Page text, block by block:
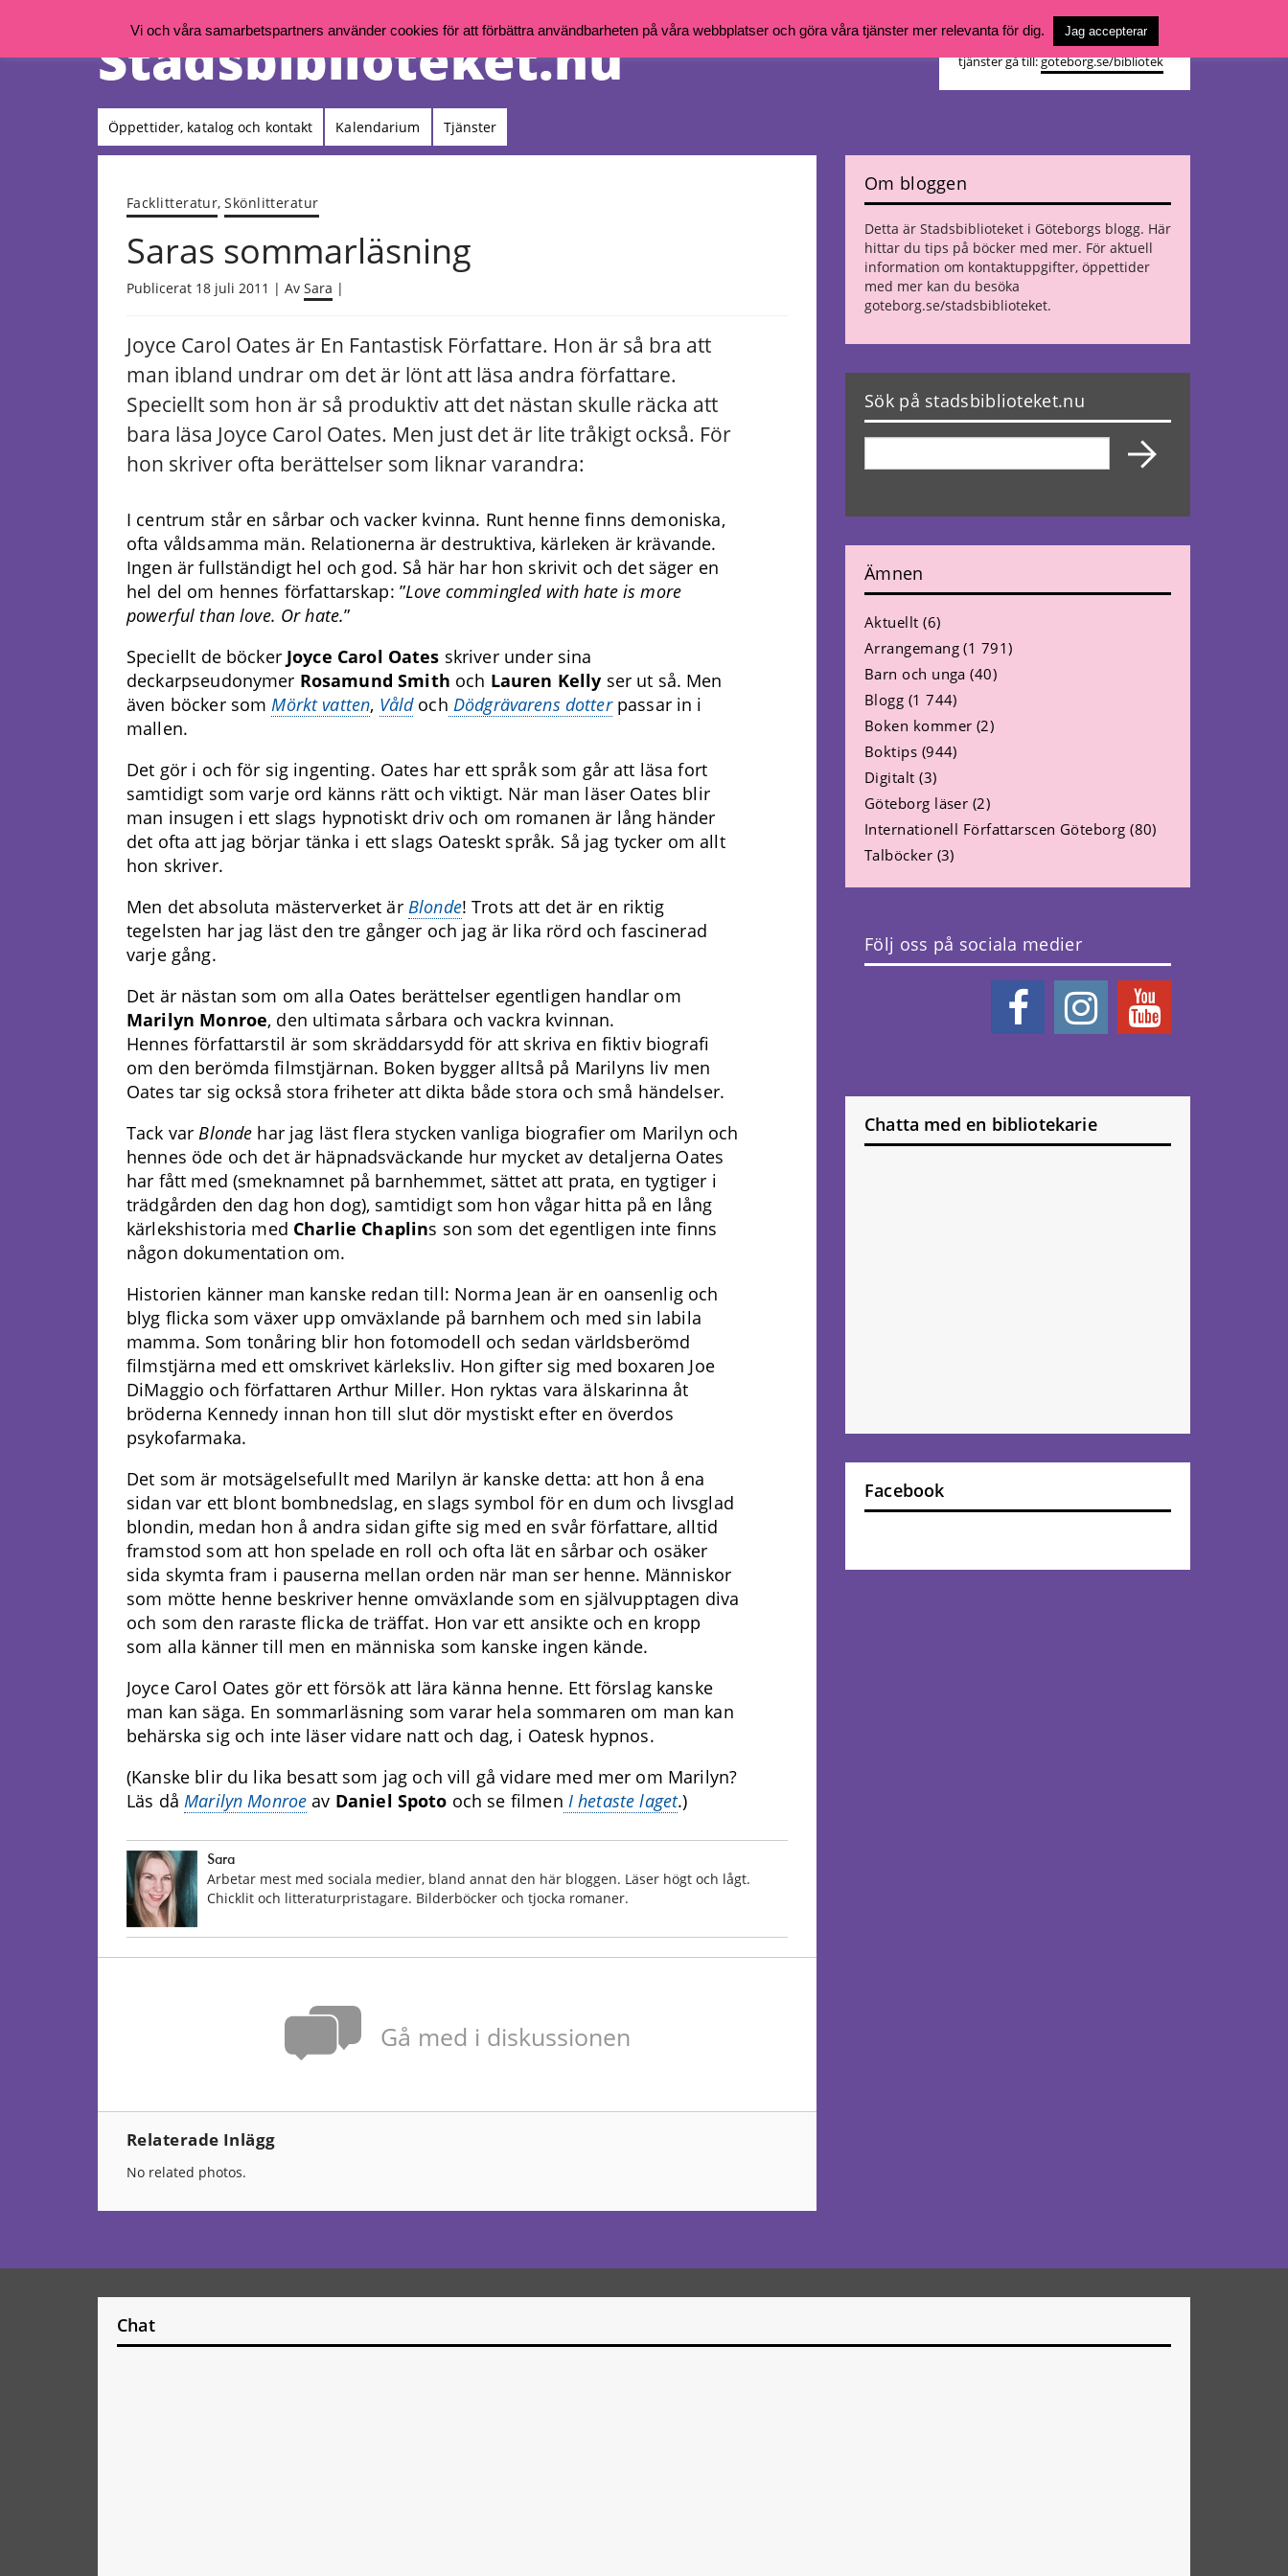
Öppettider, katalog och kontakt Kalendarium Tjänster
Vill du söka böcker, logga in på ditt
bibliotekskonto eller nå övriga
tjänster gå till:goteborg.se/bibliotek
Facklitteratur,Skönlitteratur
Saras sommarläsning
Publicerat 18 juli 2011 | Av Sara |
Joyce Carol Oates är En Fantastisk Författare. Hon är så bra att
man ibland undrar om det är lönt att läsa andra författare.
Speciellt som hon är så produktiv att det nästan skulle räcka att
bara läsa Joyce Carol Oates. Men just det är lite tråkigt också. För
hon skriver ofta berättelser som liknar varandra:
I centrum står en sårbar och vacker kvinna. Runt henne finns demoniska,
ofta våldsamma män. Relationerna är destruktiva, kärleken är krävande.
Ingen är fullständigt hel och god. Så här har hon skrivit och det säger en
hel del om hennes författarskap: ”Love commingled with hate is more
powerful than love. Or hate.”
Speciellt de böckerJoyce Carol Oates skriver under sina
deckarpseudonymer Rosamund Smith och Lauren Kelly ser ut så. Men
även böcker somMörkt vatten, Våldoch Dödgrävarens dotterpassar in i
mallen.
Det gör i och för sig ingenting. Oates har ett språk som går att läsa fort
samtidigt som varje ord känns rätt och viktigt. När man läser Oates blir
man insugen i ett slags hypnotiskt driv och om romanen är lång händer
det ofta att jag börjar tänka i ett slags Oateskt språk. Så jag tycker om allt
hon skriver.
Men det absoluta mästerverket är Blonde! Trots att det är en riktig
tegelsten har jag läst den tre gånger och jag är lika rörd och fascinerad
varje gång.
Det är nästan som om alla Oates berättelser egentligen handlar om
Marilyn Monroe, den ultimata sårbara och vackra kvinnan.
Hennes författarstil är som skräddarsydd för att skriva en fiktiv biografi
om den berömda filmstjärnan. Boken bygger alltså på Marilyns liv men
Oates tar sig också stora friheter att dikta både stora och små händelser.
Tack varBlonde har jag läst flera stycken vanliga biografier om Marilyn och
hennes öde och det är häpnadsväckande hur mycket av detaljerna Oates
har fått med (smeknamnet på barnhemmet, sättet att prata, en tygtiger i
trädgården den dag hon dog), samtidigt som hon vågar hitta på en lång
kärlekshistoria med Charlie Chaplins son som det egentligen inte finns
någon dokumentation om.
Historien känner man kanske redan till: Norma Jean är en oansenlig och
blyg flicka som växer upp omväxlande på barnhem och med sin labila
mamma. Som tonåring blir hon fotomodell och sedan världsberömd
filmstjärna med ett omskrivet kärleksliv. Hon gifter sig med boxaren Joe
DiMaggio och författaren Arthur Miller. Hon ryktas vara älskarinna åt
bröderna Kennedy innan hon till slut dör mystiskt efter en överdos
psykofarmaka.
Det som är motsägelsefullt med Marilyn är kanske detta: att hon å ena
sidan var ett blont bombnedslag, en slags symbol för en dum och livsglad
blondin, medan hon å andra sidan gifte sig med en svår författare, alltid
framstod som att hon spelade en roll och ofta lät en sårbar och osäker
sida skymta fram i pauserna mellan orden när man ser henne. Människor
som mötte henne beskriver henne omväxlande som en självupptagen diva
och som den raraste flicka de träffat. Hon var ett ansikte och en kropp
som alla känner till men en människa som kanske ingen kände.
Joyce Carol Oates gör ett försök att lära känna henne. Ett förslag kanske
man kan säga. En sommarläsning som varar hela sommaren om man kan
behärska sig och inte läser vidare natt och dag, i Oatesk hypnos.
(Kanske blir du lika besatt som jag och vill gå vidare med mer om Marilyn?
Läs dåMarilyn Monroe av Daniel Spoto och se filmen I hetaste laget.)
Sara
Arbetar mest med sociala medier, bland annat den här bloggen. Läser högt och lågt.
Chicklit och litteraturpristagare. Bilderböcker och tjocka romaner.
Gå med i diskussionen
Relaterade Inlägg
No related photos.
Om bloggen
Detta är Stadsbiblioteket i Göteborgs blogg. Här
hittar du tips på böcker med mer. För aktuell
information om kontaktuppgifter, öppettider
med mer kan du besöka
goteborg.se/stadsbiblioteket.
Sök på stadsbiblioteket.nu
Ämnen
Aktuellt (6)
Arrangemang(1 791)
Barn och unga (40)
Blogg (1 744)
Boken kommer (2)
Boktips (944)
Digitalt (3)
Göteborg läser (2)
Internationell Författarscen Göteborg (80)
Talböcker (3)
Följ oss på sociala medier
Chatta med en bibliotekarie
Facebook
Chat
Vi och våra samarbetspartners använder cookies för att förbättra användbarheten på våra webbplatser och göra våra tjänster mer relevanta för dig. Jag accepterar